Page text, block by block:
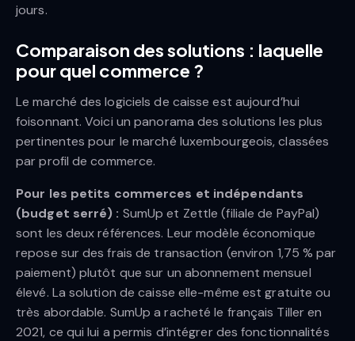
jours.
Comparaison des solutions : laquelle
pour quel commerce ?
Le marché des logiciels de caisse est aujourd’hui
foisonnant. Voici un panorama des solutions les plus
pertinentes pour le marché luxembourgeois, classées
par profil de commerce.
Pour les petits commerces et indépendants
(budget serré) : SumUp et Zettle (filiale de PayPal)
sont les deux références. Leur modèle économique
repose sur des frais de transaction (environ 1,75 % par
paiement) plutôt que sur un abonnement mensuel
élevé. La solution de caisse elle-même est gratuite ou
très abordable. SumUp a racheté le français Tiller en
2021, ce qui lui a permis d’intégrer des fonctionnalités